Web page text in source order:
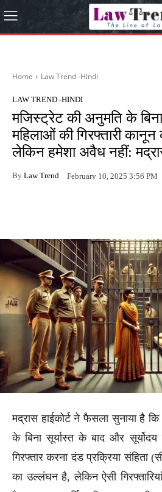
Home Law Trend -Hindi
LAW TREND -HINDI
मजिस्ट्रेट की अनुमति के
महिलाओं की गिरफ्तारी
लेकिन हमेशा अवैध नहीं:
By Law Trend February 10, 2025 3:56 PM
मद्रास हाईकोर्ट ने फैसला सुनाया है
के बिना सूर्यास्त के बाद और
गिरफ्तार करना दंड प्रक्रिया संहिता
का उल्लंघन है, लेकिन ऐसी